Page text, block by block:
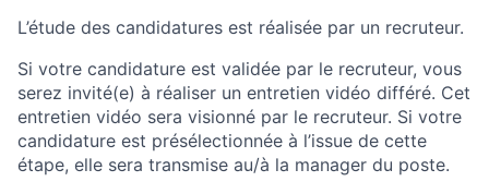
L’étude des candidatures est réalisée par un recruteur.
Si votre candidature est validée par le recruteur, vous
serez invité(e) à réaliser un entretien vidéo différé. Cet
entretien vidéo sera visionné par le recruteur. Si votre
candidature est présélectionnée à l’issue de cette
étape, elle sera transmise au/à la manager du poste.